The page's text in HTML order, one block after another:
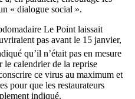
« dialogue social ».
Le Point laissait
pas avant le 15 janvier,
qu’il n’était pas en mesure
le calendrier de la reprise
ce virus au maximum et
pour que les restaurateurs
indiqué.